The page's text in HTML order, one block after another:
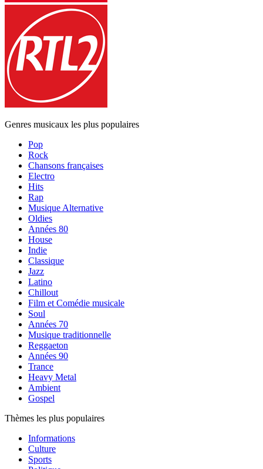
Genres musicaux les plus populaires
Pop
Rock
Chansons françaises
Electro
Hits
Rap
Musique Alternative
Oldies
Années 80
House
Indie
Classique
Jazz
Latino
Chillout
Film et Comédie musicale
Soul
Années 70
Musique traditionnelle
Reggaeton
Années 90
Trance
Heavy Metal
Ambient
Gospel
Thèmes les plus populaires
Informations
Culture
Sports